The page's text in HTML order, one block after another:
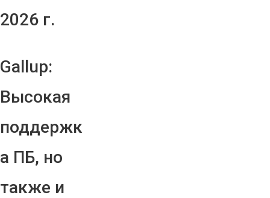
2026 г.
Gallup:
Высокая
поддержк
а ПБ, но
также и